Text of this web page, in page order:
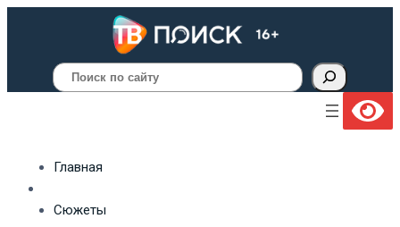
Поиск
Главная
Сюжеты